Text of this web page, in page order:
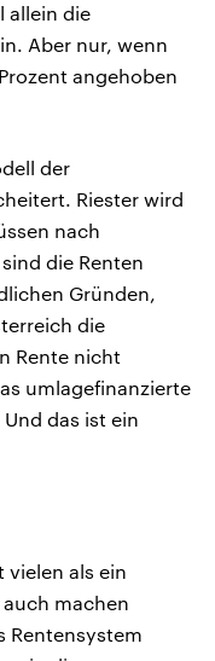
allein die
Aber nur, wenn
angehoben
der
Riester wird
nach
die Renten
Gründen,
die
Rente nicht
umlagefinanzierte
das ist ein
vielen als ein
machen
Rentensystem